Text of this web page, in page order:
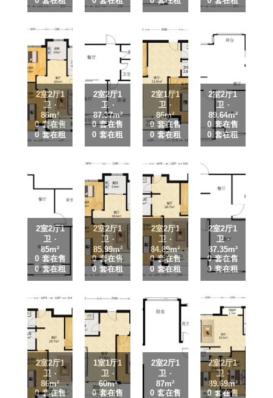
2室2厅1
卫 ·
86m²
0 套在售
0 套在租
2室2厅1
卫 ·
87.37m²
0 套在售
0 套在租
2室1厅1
卫 ·
86m²
0 套在售
0 套在租
2室2厅1
卫 ·
89.64m²
0 套在售
0 套在租
2室2厅1
卫 ·
85m²
0 套在售
0 套在租
2室2厅1
卫 ·
85.99m²
0 套在售
0 套在租
2室2厅1
卫 ·
84.89m²
0 套在售
0 套在租
2室2厅1
卫 ·
87.35m²
0 套在售
0 套在租
2室2厅1
卫 ·
86m²
0 套在售
1室1厅1
卫 ·
60m²
0 套在售
2室2厅1
卫 ·
87m²
0 套在售
2室2厅1
卫 ·
89.69m²
0 套在售